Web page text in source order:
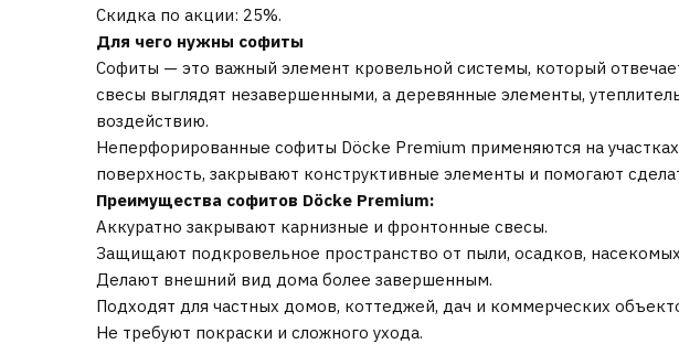
Скидка по акции: 25%.
Для чего нужны софиты
Софиты — это важный элемент кровельной системы, который
свесы выглядят незавершенными, а деревянные элементы,
воздействию.
Неперфорированные софиты Döcke Premium применяются на
поверхность, закрывают конструктивные элементы и помогают
Преимущества софитов Döcke Premium:
Аккуратно закрывают карнизные и фронтонные свесы.
Защищают подкровельное пространство от пыли, осадков,
Делают внешний вид дома более завершенным.
Подходят для частных домов, коттеджей, дач и коммерческих
Не требуют покраски и сложного ухода.